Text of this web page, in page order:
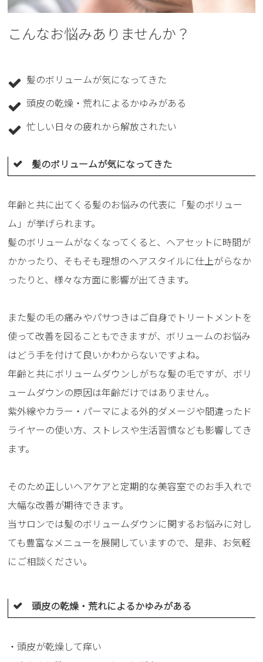
こんなお悩みありませんか？
髪のボリュームが気になってきた
頭皮の乾燥・荒れによるかゆみがある
忙しい日々の疲れから解放されたい
髪のボリュームが気になってきた
年齢と共に出てくる髪のお悩みの代表に「髪のボリュー
ム」が挙げられます。
髪のボリュームがなくなってくると、ヘアセットに時間が
かかったり、そもそも理想のヘアスタイルに仕上がらなか
ったりと、様々な方面に影響が出てきます。
また髪の毛の痛みやパサつきはご自身でトリートメントを
使って改善を図ることもできますが、ボリュームのお悩み
はどう手を付けて良いかわからないですよね。
年齢と共にボリュームダウンしがちな髪の毛ですが、ボリ
ュームダウンの原因は年齢だけではありません。
紫外線やカラー・パーマによる外的ダメージや間違ったド
ライヤーの使い方、ストレスや生活習慣なども影響してき
ます。
そのため正しいヘアケアと定期的な美容室でのお手入れで
大幅な改善が期待できます。
当サロンでは髪のボリュームダウンに関するお悩みに対し
ても豊富なメニューを展開していますので、是非、お気軽
にご相談ください。
頭皮の乾燥・荒れによるかゆみがある
・頭皮が乾燥して痒い